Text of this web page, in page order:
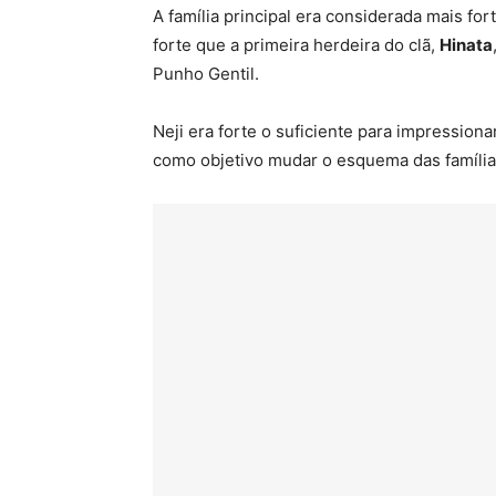
A família principal era considerada mais
forte que a primeira herdeira do clã, Hinata
Punho Gentil.
Neji era forte o suficiente para
como objetivo mudar o esquema das